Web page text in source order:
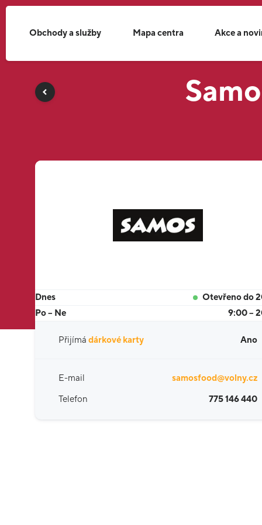
Obchody a služby Mapa centra Akce a
Dnes
Otevřeno do
Po – Ne
9:00 –
Přijímá dárkové karty Ano
E-mail
samosfood@volny.cz
Telefon
775 146 440